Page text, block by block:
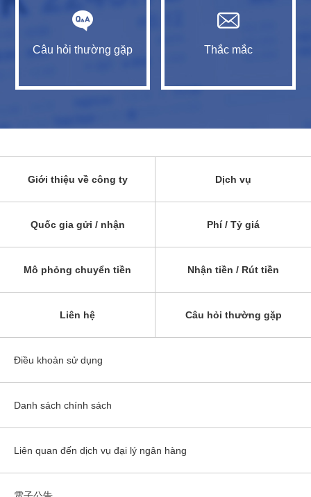
Câu hỏi thường gặp Thắc mắc
Giới thiệu về công ty Dịch vụ
Quốc gia gửi / nhận Phí / Tỷ giá
Mô phỏng chuyển tiền Nhận tiền / Rút tiền
Liên hệ Câu hỏi thường gặp
Điều khoản sử dụng
Danh sách chính sách
Liên quan đến dịch vụ đại lý ngân hàng